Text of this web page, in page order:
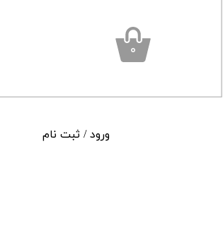
ورود / ثبت نام
۰